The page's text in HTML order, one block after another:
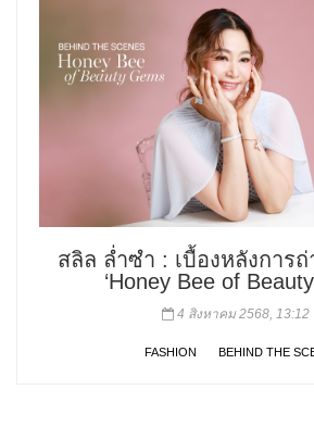
สลิล ล่ำซำ : เบื้องหลังการ
‘Honey Bee of
4 สิงหาคม 2568, 13:12
FASHION BEHIND THE